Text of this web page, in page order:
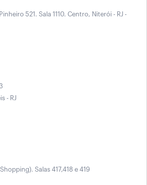
521. Sala 1110. Centro, Niterói - RJ -
- RJ
Salas 417,418 e 419